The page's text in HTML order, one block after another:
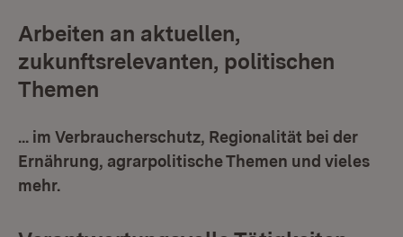
Arbeiten an aktuellen,
zukunftsrelevanten, politischen
Themen
... im Verbraucherschutz, Regionalität bei der
Ernährung, agrarpolitische Themen und vieles
mehr.